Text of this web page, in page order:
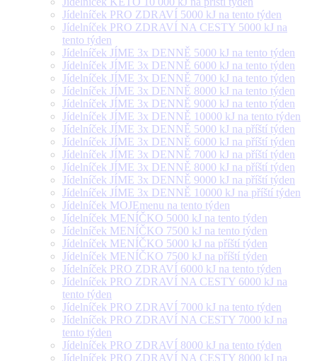
Jídelníček PRO ZDRAVÍ 5000 kJ na tento týden
Jídelníček PRO ZDRAVÍ NA CESTY 5000 kJ na
tento týden
Jídelníček JÍME 3x DENNĚ 5000 kJ na tento týden
Jídelníček JÍME 3x DENNĚ 6000 kJ na tento týden
Jídelníček JÍME 3x DENNĚ 7000 kJ na tento týden
Jídelníček JÍME 3x DENNĚ 8000 kJ na tento týden
Jídelníček JÍME 3x DENNĚ 9000 kJ na tento týden
Jídelníček JÍME 3x DENNĚ 10000 kJ na tento týden
Jídelníček JÍME 3x DENNĚ 5000 kJ na příští týden
Jídelníček JÍME 3x DENNĚ 6000 kJ na příští týden
Jídelníček JÍME 3x DENNĚ 7000 kJ na příští týden
Jídelníček JÍME 3x DENNĚ 8000 kJ na příští týden
Jídelníček JÍME 3x DENNĚ 9000 kJ na příští týden
Jídelníček JÍME 3x DENNĚ 10000 kJ na příští týden
Jídelníček MOJEmenu na tento týden
Jídelníček MENÍČKO 5000 kJ na tento týden
Jídelníček MENÍČKO 7500 kJ na tento týden
Jídelníček MENÍČKO 5000 kJ na příští týden
Jídelníček MENÍČKO 7500 kJ na příští týden
Jídelníček PRO ZDRAVÍ 6000 kJ na tento týden
Jídelníček PRO ZDRAVÍ NA CESTY 6000 kJ na
tento týden
Jídelníček PRO ZDRAVÍ 7000 kJ na tento týden
Jídelníček PRO ZDRAVÍ NA CESTY 7000 kJ na
tento týden
Jídelníček PRO ZDRAVÍ 8000 kJ na tento týden
Jídelníček PRO ZDRAVÍ NA CESTY 8000 kJ na